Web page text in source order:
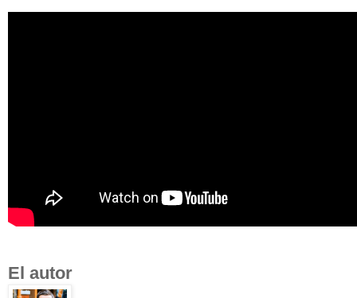
El autor